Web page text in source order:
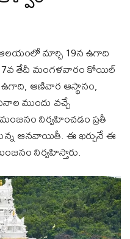
ఆలయంలో మార్చి 19న ఉగాది
17వ తేదీ మంగళవారం కోయిల్‌
ఆణివార ఆస్థానం,
ముందు వచ్చే
నిర్వహించడం ప్రతీ
ఆనవాయితీ. ఈ ఖర్చునే ఈ
నిర్వహిస్తారు.